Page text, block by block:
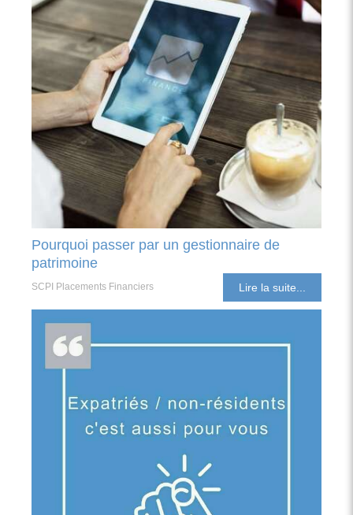
Pourquoi passer par un gestionnaire de
patrimoine
SCPI Placements Financiers Lire la suite...